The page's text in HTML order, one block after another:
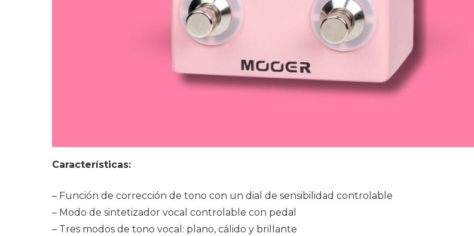
Características:
– Función de corrección de tono con un dial de sensibilidad controlable
– Modo de sintetizador vocal controlable con pedal
– Tres modos de tono vocal: plano, cálido y brillante